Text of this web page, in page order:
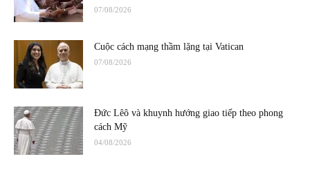
07/08/2026
Cuộc cách mạng thầm lặng tại Vatican
07/08/2026
Đức Lêô và khuynh hướng giao tiếp theo phong
cách Mỹ
04/08/2026